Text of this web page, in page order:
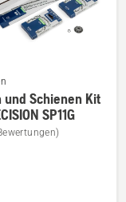
und Schienen Kit
SP11G